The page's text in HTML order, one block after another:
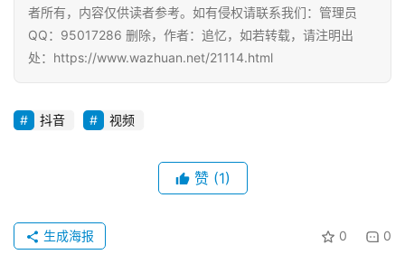
者所有，内容仅供读者参考。如有侵权请联系我们：管理员
QQ：95017286 删除，作者：追忆，如若转载，请注明出
处：https://www.wazhuan.net/21114.html
抖音 视频
赞 (1)
0 0
生成海报